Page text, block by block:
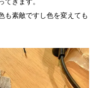
も素敵ですし色を変えても